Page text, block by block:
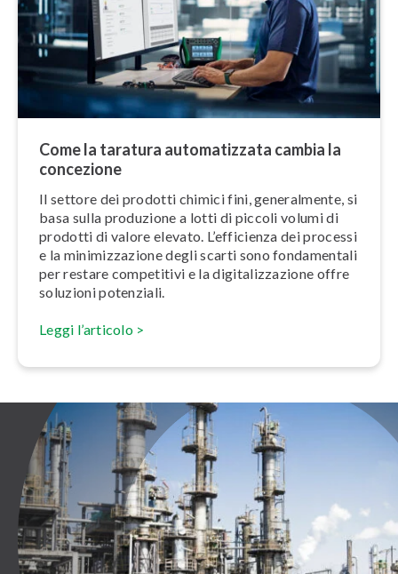
Come la taratura au­to­ma­tiz­za­ta cambia la
concezione
Il settore dei prodotti chimici fini, ge­ne­ral­men­te, si
basa sulla produzione a lotti di piccoli volumi di
prodotti di valore elevato. L’ef­fi­cien­za dei processi
e la mi­ni­miz­za­zio­ne degli scarti sono fon­da­men­ta­li
per restare competitivi e la di­gi­ta­liz­za­zio­ne offre
soluzioni potenziali.
Leggi l’articolo >